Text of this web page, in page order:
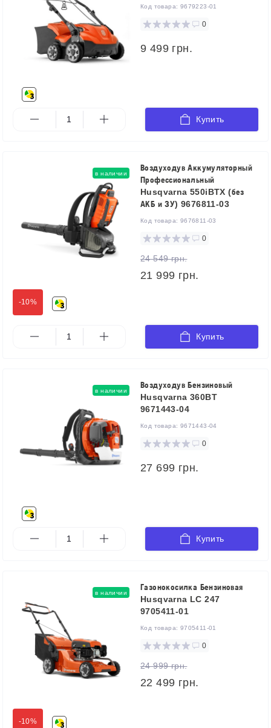
Код товара: 9679223-01
0
9 499 грн.
Купить
-10%
в наличии
Воздуходув Аккумуляторный
Профессиональный
Husqvarna 550iBTX (без
АКБ и ЗУ) 9676811-03
Код товара: 9676811-03
0
24 549 грн.
21 999 грн.
Купить
в наличии
Воздуходув Бензиновый
Husqvarna 360BT
9671443-04
Код товара: 9671443-04
0
27 699 грн.
Купить
-10%
в наличии
Газонокосилка Бензиновая
Husqvarna LC 247
9705411-01
Код товара: 9705411-01
0
24 999 грн.
22 499 грн.